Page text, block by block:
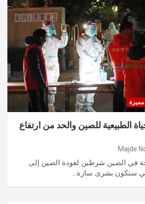
الطبيعية للصين والحد من ارتفاع
Majde
في الصين شرطين لعودة الصين إلى
ستكون بشرى سارة…